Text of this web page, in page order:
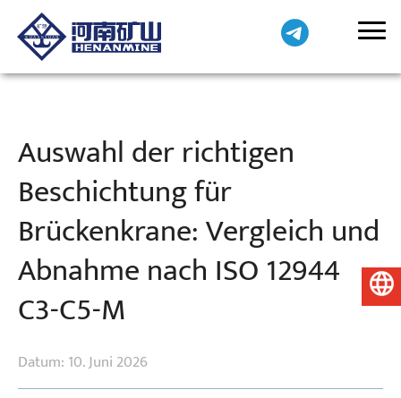
Auswahl der richtigen
Beschichtung für
Brückenkrane: Vergleich und
Abnahme nach ISO 12944
C3-C5-M
Datum: 10. Juni 2026
Deutsch